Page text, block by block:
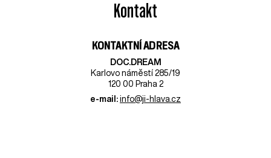
Kontakt
KONTAKTNÍ ADRESA
DOC.DREAM​
Karlovo náměstí 285/19
120 00 Praha 2
e-mail: info@ji-hlava.cz